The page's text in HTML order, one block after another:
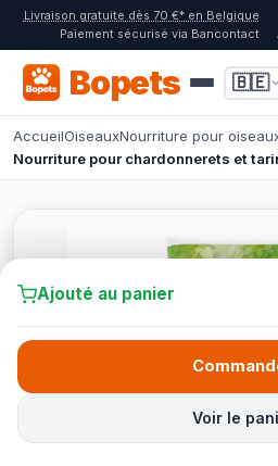
Livraison gratuite dès 70 €* en Belgique
Paiement sécurisé via Bancontact
Bopets 🇧🇪
AccueilOiseauxNourriture pour
Nourriture pour chardonnerets et
Ajouté au panier
Voir le